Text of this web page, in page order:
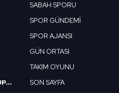
ZİRAAT TÜRKİYE KUPASI
SABAH SPORU
SPOR GÜNDEMİ
SPOR AJANSI
GÜN ORTASI
TAKIM OYUNU
SON SAYFA